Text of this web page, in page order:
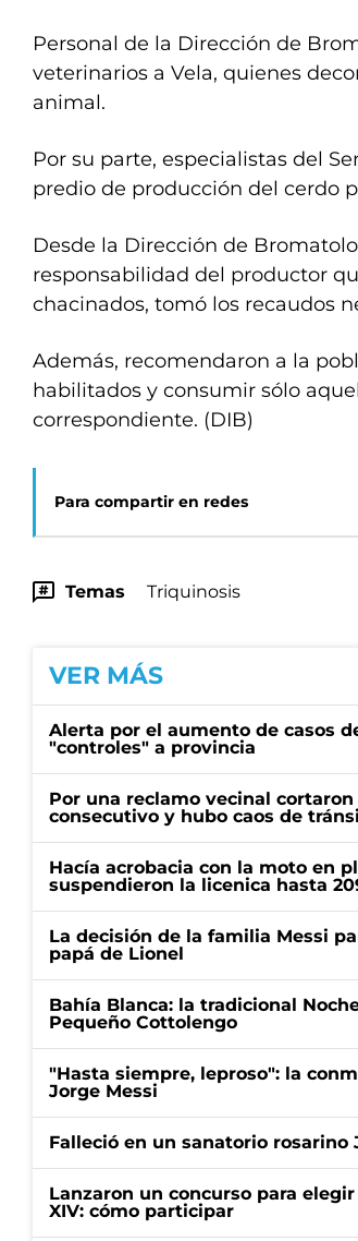
Personal de la Dirección de
veterinarios a Vela, quienes
animal.
Por su parte, especialistas del
predio de producción del cerdo
Desde la Dirección de
responsabilidad del productor
chacinados, tomó los recaudos
Además, recomendaron a la
habilitados y consumir sólo
correspondiente. (DIB)
Para compartir en redes
Temas Triquinosis
VER MÁS
Alerta por el aumento de casos
"controles" a provincia
Por una reclamo vecinal
consecutivo y hubo caos de
Hacía acrobacia con la moto en
suspendieron la licenica hasta
La decisión de la familia Messi
papá de Lionel
Bahía Blanca: la tradicional
Pequeño Cottolengo
"Hasta siempre, leproso": la
Jorge Messi
Falleció en un sanatorio rosarino
Lanzaron un concurso para
XIV: cómo participar